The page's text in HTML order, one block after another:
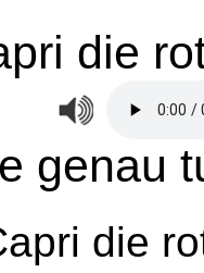
die
genau
die